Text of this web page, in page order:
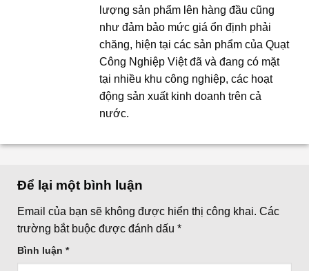
lượng sản phẩm lên hàng đầu cũng
như đảm bảo mức giá ổn định phải
chăng, hiện tại các sản phẩm của Quạt
Công Nghiệp Việt đã và đang có mặt
tại nhiều khu công nghiệp, các hoạt
động sản xuất kinh doanh trên cả
nước.
Để lại một bình luận
Email của bạn sẽ không được hiển thị công khai. Các
trường bắt buộc được đánh dấu *
Bình luận *